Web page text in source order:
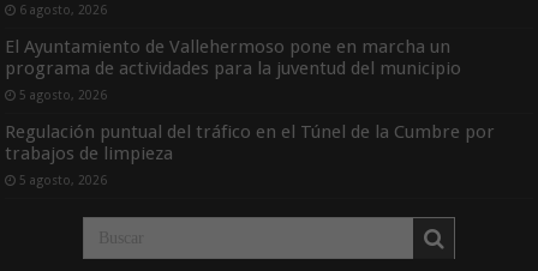
6 agosto, 2026
El Ayuntamiento de Vallehermoso pone en marcha un
programa de actividades para la juventud del municipio
5 agosto, 2026
Regulación puntual del tráfico en el Túnel de la Cumbre por
trabajos de limpieza
5 agosto, 2026